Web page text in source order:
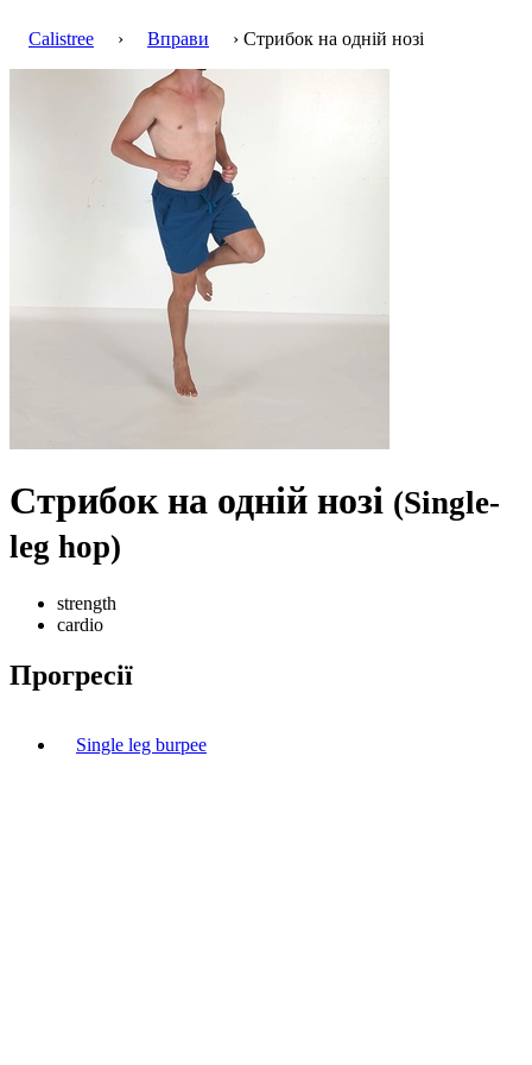
Calistree › Вправи › Стрибок на одній нозі
Стрибок на одній нозі (Single-
leg hop)
strength
cardio
Прогресії
Single leg burpee